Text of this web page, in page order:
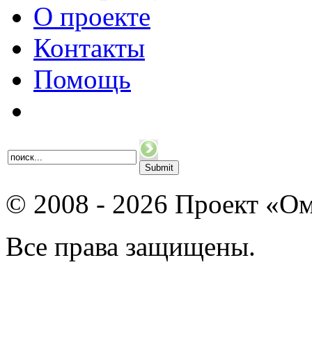
О проекте
Контакты
Помощь
© 2008 - 2026 Проект
Все права защищены.